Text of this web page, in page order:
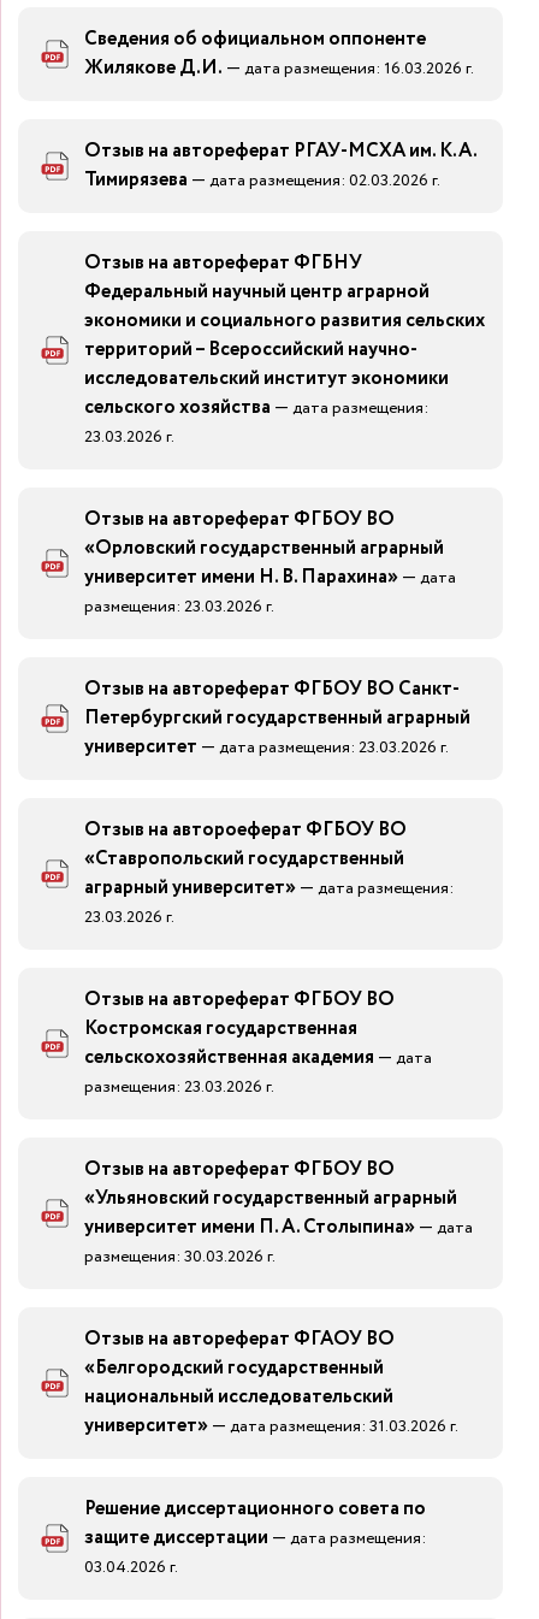
Сведения об официальном оппоненте
Жилякове Д.И. — дата размещения: 16.03.2026 г.
Отзыв на автореферат РГАУ-МСХА им. К.А.
Тимирязева — дата размещения: 02.03.2026 г.
Отзыв на автореферат ФГБНУ
Федеральный научный центр аграрной
экономики и социального развития сельских
территорий – Всероссийский научно-
исследовательский институт экономики
сельского хозяйства — дата размещения:
23.03.2026 г.
Отзыв на автореферат ФГБОУ ВО
«Орловский государственный аграрный
университет имени Н. В. Парахина»— дата
размещения: 23.03.2026 г.
Отзыв на автореферат ФГБОУ ВО Санкт-
Петербургский государственный аграрный
университет — дата размещения: 23.03.2026 г.
Отзыв на автороеферат ФГБОУ ВО
«Ставропольский государственный
аграрный университет»— дата размещения:
23.03.2026 г.
Отзыв на автореферат ФГБОУ ВО
Костромская государственная
сельскохозяйственная академия — дата
размещения: 23.03.2026 г.
Отзыв на автореферат ФГБОУ ВО
«Ульяновский государственный аграрный
университет имени П. А. Столыпина»— дата
размещения: 30.03.2026 г.
Отзыв на автореферат ФГАОУ ВО
«Белгородский государственный
национальный исследовательский
университет»— дата размещения: 31.03.2026 г.
Решение диссертационного совета по
защите диссертации — дата размещения:
03.04.2026 г.